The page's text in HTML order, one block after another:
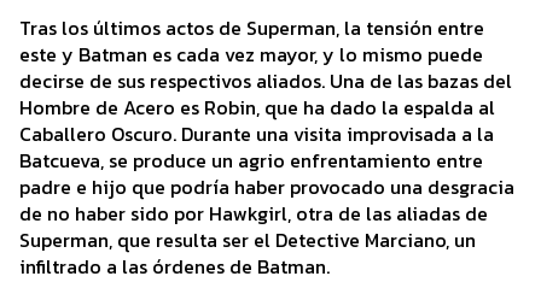
Tras los últimos actos de Superman, la tensión entre
este y Batman es cada vez mayor, y lo mismo puede
decirse de sus respectivos aliados. Una de las bazas del
Hombre de Acero es Robin, que ha dado la espalda al
Caballero Oscuro. Durante una visita improvisada a la
Batcueva, se produce un agrio enfrentamiento entre
padre e hijo que podría haber provocado una desgracia
de no haber sido por Hawkgirl, otra de las aliadas de
Superman, que resulta ser el Detective Marciano, un
infiltrado a las órdenes de Batman.